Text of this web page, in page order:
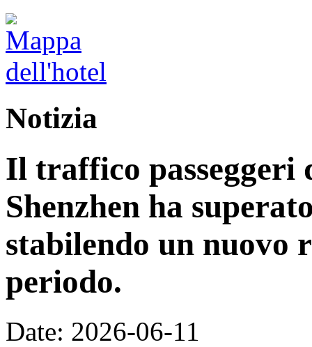
Notizia
Il traffico passeggeri
Shenzhen ha
stabilendo un nuovo
periodo.
Date: 2026-06-11